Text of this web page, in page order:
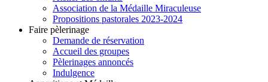
Association de la Médaille Miraculeuse
Propositions pastorales 2023-2024
Faire pèlerinage
Demande de réservation
Accueil des groupes
Pèlerinages annoncés
Indulgence